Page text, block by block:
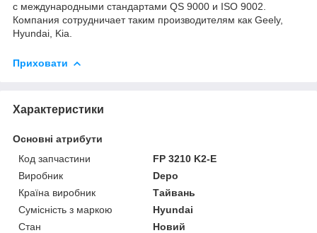
с международными стандартами QS 9000 и ISO 9002.
Компания сотрудничает таким производителям как Geely,
Hyundai, Kia.
Приховати
Характеристики
Основні атрибути
Код запчастини
FP 3210 K2-E
Виробник
Depo
Країна виробник
Тайвань
Сумісність з маркою
Hyundai
Стан
Новий